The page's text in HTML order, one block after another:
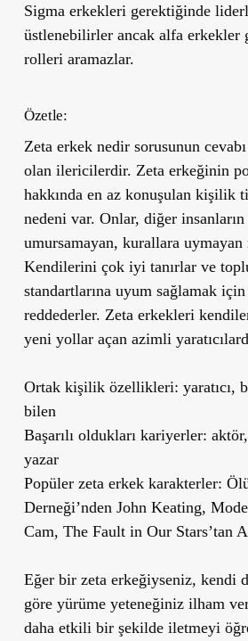
Sigma erkekleri gerektiğinde
üstlenebilirler ancak alfa erkekler
rolleri aramazlar.
Özetle:
Zeta erkek nedir sorusunun
olan ilericilerdir. Zeta erkeğinin
hakkında en az konuşulan kişilik
nedeni var. Onlar, diğer
umursamayan, kurallara
Kendilerini çok iyi tanırlar ve
standartlarına uyum sağlamak
reddederler. Zeta erkekleri
yeni yollar açan azimli
Ortak kişilik özellikleri: yaratıcı,
bilen
Başarılı oldukları kariyerler:
yazar
Popüler zeta erkek karakterler:
Derneği’nden John Keating,
Cam, The Fault in Our Stars’tan
Eğer bir zeta erkeğiyseniz, kendi
göre yürüme yeteneğiniz ilham
daha etkili bir şekilde iletmeyi